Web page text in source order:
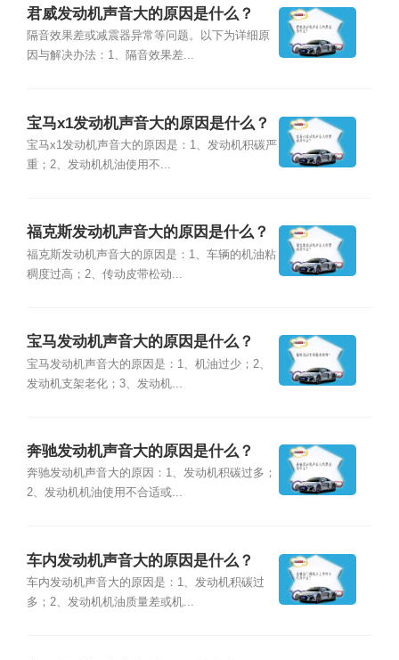
君威发动机声音大的原因是什么？
隔音效果差或减震器异常等问题。以下为详细原
因与解决办法：1、隔音效果差...
宝马x1发动机声音大的原因是什么？
宝马x1发动机声音大的原因是：1、发动机积碳严
重；2、发动机机油使用不...
福克斯发动机声音大的原因是什么？
福克斯发动机声音大的原因是：1、车辆的机油粘
稠度过高；2、传动皮带松动...
宝马发动机声音大的原因是什么？
宝马发动机声音大的原因是：1、机油过少；2、
发动机支架老化；3、发动机...
奔驰发动机声音大的原因是什么？
奔驰发动机声音大的原因：1、发动机积碳过多；
2、发动机机油使用不合适或...
车内发动机声音大的原因是什么？
车内发动机声音大的原因是：1、发动机积碳过
多；2、发动机机油质量差或机...